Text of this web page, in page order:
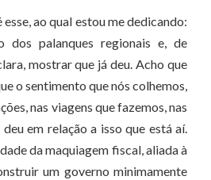
ao qual estou me dedicando:
dos palanques regionais e, de
mostrar que já deu. Acho que
o sentimento que nós colhemos,
nas viagens que fazemos, nas
em relação a isso que está aí.
da maquiagem fiscal, aliada à
um governo minimamente